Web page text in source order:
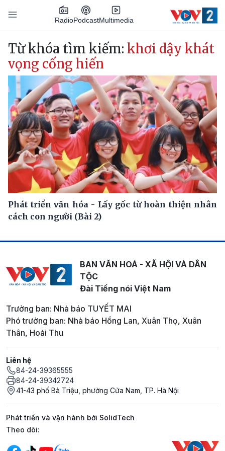
Nhảy đến nội dung
RadioPodcastMultimedia
Main navigation
Từ khóa tìm kiếm: khơi dậy khát
vọng cống hiến
Phát triển văn hóa - Lấy gốc từ hoàn thiện nhân
cách con người (Bài 2)
BAN VĂN HOÁ - XÃ HỘI VÀ DÂN
TỘC
Đài Tiếng nói Việt Nam
Trưởng ban: Nhà báo TUYẾT MAI
Phó trưởng ban: Nhà báo Hồng Lan, Xuân Thọ, Xuân
Thân, Hoài Thu
Liên hệ
84-24-39365555
84-24-39342724
41-43 phố Bà Triệu, phường Cửa Nam, TP. Hà Nội
Phát triển và vận hành bởi SolidTech
Mạng xã hội
Theo dõi: